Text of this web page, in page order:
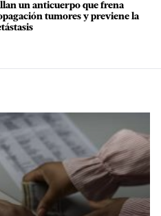
un anticuerpo que frena
tumores y previene la